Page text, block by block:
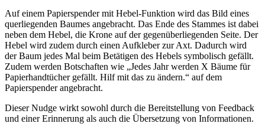
Auf einem Papierspender mit Hebel-Funktion wird das Bild eines
querliegenden Baumes angebracht. Das Ende des Stammes ist dabei
neben dem Hebel, die Krone auf der gegenüberliegenden Seite. Der
Hebel wird zudem durch einen Aufkleber zur Axt. Dadurch wird
der Baum jedes Mal beim Betätigen des Hebels symbolisch gefällt.
Zudem werden Botschaften wie „Jedes Jahr werden X Bäume für
Papierhandtücher gefällt. Hilf mit das zu ändern.“ auf dem
Papierspender angebracht.
Dieser Nudge wirkt sowohl durch die Bereitstellung von Feedback
und einer Erinnerung als auch die Übersetzung von Informationen.